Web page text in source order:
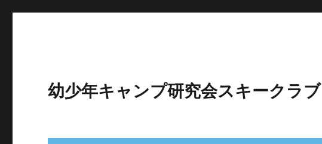
幼少年キャンプ研究会スキークラブ